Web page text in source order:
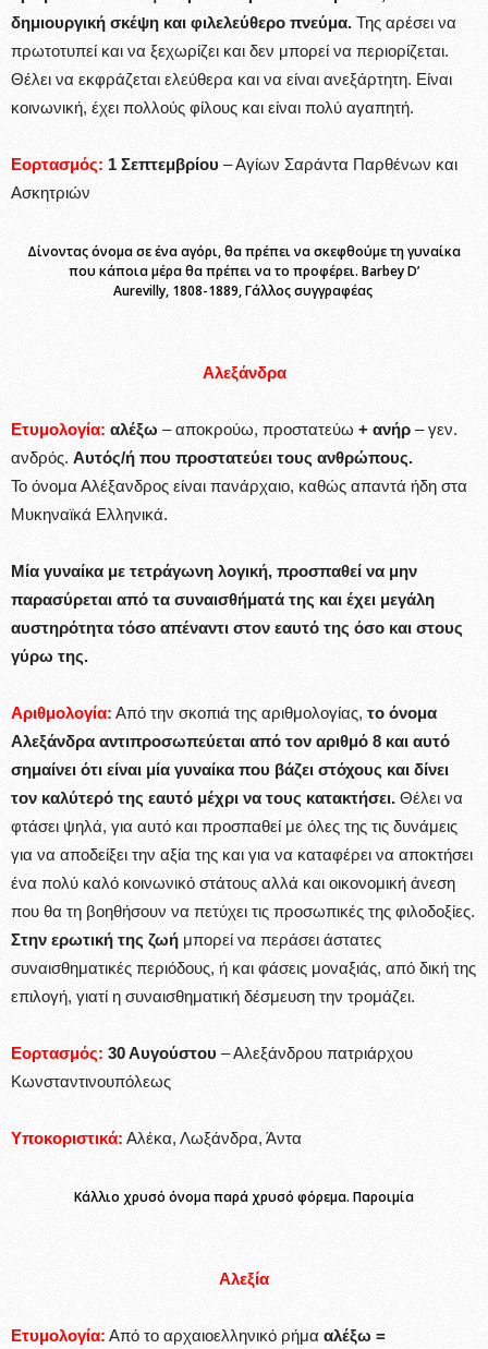
δημιουργική σκέψη και φιλελεύθερο πνεύμα. Της αρέσει να
πρωτοτυπεί και να ξεχωρίζει και δεν μπορεί να περιορίζεται.
Θέλει να εκφράζεται ελεύθερα και να είναι ανεξάρτητη. Είναι
κοινωνική, έχει πολλούς φίλους και είναι πολύ αγαπητή.
Εορτασμός: 1 Σεπτεμβρίου – Αγίων Σαράντα Παρθένων και
Ασκητριών
Δίνοντας όνομα σε ένα αγόρι, θα πρέπει να σκεφθούμε τη γυναίκα
που κάποια μέρα θα πρέπει να το προφέρει. Barbey D’
Aurevilly, 1808-1889, Γάλλος συγγραφέας
Αλεξάνδρα
Ετυμολογία: αλέξω – αποκρούω, προστατεύω + ανήρ – γεν.
ανδρός. Αυτός/ή που προστατεύει τους ανθρώπους.
Το όνομα Αλέξανδρος είναι πανάρχαιο, καθώς απαντά ήδη στα
Μυκηναϊκά Ελληνικά.
Μία γυναίκα με τετράγωνη λογική, προσπαθεί να μην
παρασύρεται από τα συναισθήματά της και έχει μεγάλη
αυστηρότητα τόσο απέναντι στον εαυτό της όσο και στους
γύρω της.
Αριθμολογία: Από την σκοπιά της αριθμολογίας, το όνομα
Αλεξάνδρα αντιπροσωπεύεται από τον αριθμό 8 και αυτό
σημαίνει ότι είναι μία γυναίκα που βάζει στόχους και δίνει
τον καλύτερό της εαυτό μέχρι να τους κατακτήσει. Θέλει να
φτάσει ψηλά, για αυτό και προσπαθεί με όλες της τις δυνάμεις
για να αποδείξει την αξία της και για να καταφέρει να αποκτήσει
ένα πολύ καλό κοινωνικό στάτους αλλά και οικονομική άνεση
που θα τη βοηθήσουν να πετύχει τις προσωπικές της φιλοδοξίες.
Στην ερωτική της ζωή μπορεί να περάσει άστατες
συναισθηματικές περιόδους, ή και φάσεις μοναξιάς, από δική της
επιλογή, γιατί η συναισθηματική δέσμευση την τρομάζει.
Εορτασμός: 30 Αυγούστου – Αλεξάνδρου πατριάρχου
Κωνσταντινουπόλεως
Υποκοριστικά: Αλέκα, Λωξάνδρα, Άντα
Κάλλιο χρυσό όνομα παρά χρυσό φόρεμα. Παροιμία
Αλεξία
Ετυμολογία: Από το αρχαιοελληνικό ρήμα αλέξω =